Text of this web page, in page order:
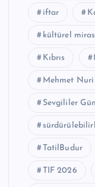
iftar
kültürel miras
Kıbrıs
Mehmet Nuri
Sevgililer
TatilBudur
TIF 2026